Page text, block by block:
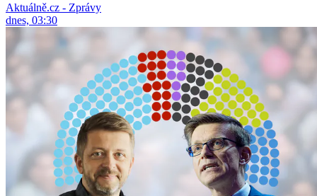
Aktuálně.cz - Zprávy
dnes, 03:30